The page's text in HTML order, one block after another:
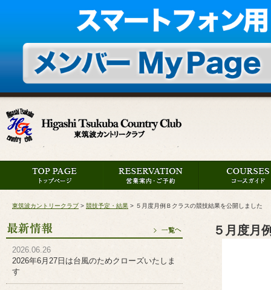
東筑波カントリークラブ > 競技予定・結果 > ５月度月例Ｂクラスの競技結果を公開しました
2026.06.26
2026年6月27日は台風のためクローズいたしま
す
５月度月